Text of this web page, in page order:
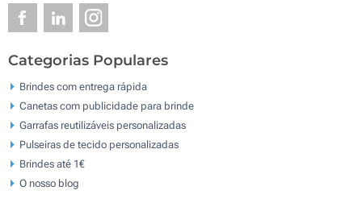
Categorias Populares
Brindes com entrega rápida
Canetas com publicidade para brinde
Garrafas reutilizáveis personalizadas
Pulseiras de tecido personalizadas
Brindes até 1€
O nosso blog